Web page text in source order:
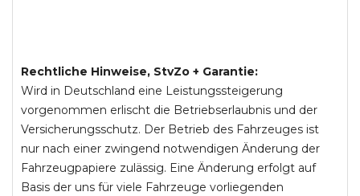
Rechtliche Hinweise, StvZo + Garantie:
Wird in Deutschland eine Leistungssteigerung
vorgenommen erlischt die Betriebserlaubnis und der
Versicherungsschutz. Der Betrieb des Fahrzeuges ist
nur nach einer zwingend notwendigen Änderung der
Fahrzeugpapiere zulässig. Eine Änderung erfolgt auf
Basis der uns für viele Fahrzeuge vorliegenden